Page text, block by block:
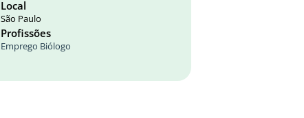
Local
São Paulo
Profissões
Emprego Biólogo